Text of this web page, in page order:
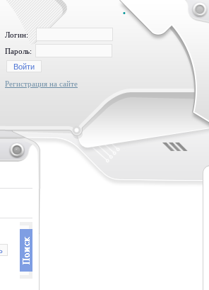
•
Логин:
Пароль:
Регистрация на сайте